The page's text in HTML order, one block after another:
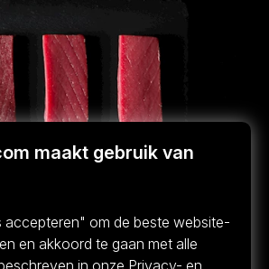
maakt gebruik van
accepteren" om de beste website-
en akkoord te gaan met alle
in onze Privacy- en